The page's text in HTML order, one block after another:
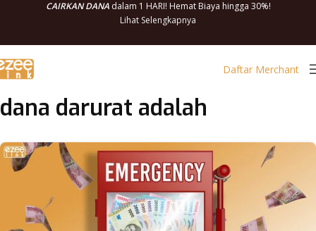
CAIRKAN DANAdalam 1 HARI! Hemat Biaya hingga 30%!
Lihat Selengkapnya
Daftar Merchant
dana darurat adalah